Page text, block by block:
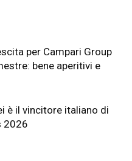
per Campari Group
bene aperitivi e
è il vincitore italiano di
2026